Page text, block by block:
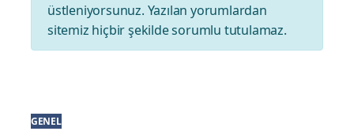
üstleniyorsunuz. Yazılan yorumlardan
sitemiz hiçbir şekilde sorumlu tutulamaz.
GENEL